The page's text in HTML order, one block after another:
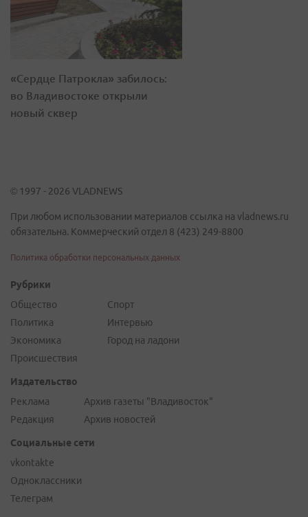
«Сердце Патрокла» забилось:
во Владивостоке открыли
новый сквер
© 1997 - 2026 VLADNEWS
При любом использовании материалов ссылка на vladnews.ru
обязательна. Коммерческий отдел 8 (423) 249-8800
Политика обработки персональных данных
Рубрики
Общество
Политика
Экономика
Происшествия
Спорт
Интервью
Город на ладони
Издательство
Реклама
Редакция
Архив газеты "Владивосток"
Архив новостей
Социальные сети
vkontakte
Одноклассники
Телеграм